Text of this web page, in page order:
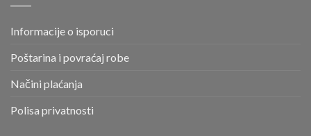
Informacije o isporuci
Poštarina i povraćaj robe
Načini plaćanja
Polisa privatnosti